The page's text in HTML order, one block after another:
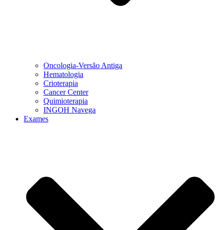
Oncologia-Versão Antiga
Hematologia
Crioterapia
Cancer Center
Quimioterapia
INGOH Navega
Exames